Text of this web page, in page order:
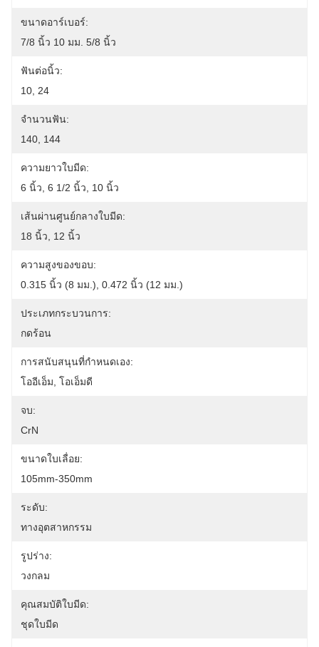
ขนาดอาร์เบอร์:
7/8 นิ้ว 10 มม. 5/8 นิ้ว
ฟันต่อนิ้ว:
10, 24
จำนวนฟัน:
140, 144
ความยาวใบมีด:
6 นิ้ว, 6 1/2 นิ้ว, 10 นิ้ว
เส้นผ่านศูนย์กลางใบมีด:
18 นิ้ว, 12 นิ้ว
ความสูงของขอบ:
0.315 นิ้ว (8 มม.), 0.472 นิ้ว (12 มม.)
ประเภทกระบวนการ:
กดร้อน
การสนับสนุนที่กำหนดเอง:
โออีเอ็ม, โอเอ็มดี
จบ:
CrN
ขนาดใบเลื่อย:
105mm-350mm
ระดับ:
ทางอุตสาหกรรม
รูปร่าง:
วงกลม
คุณสมบัติใบมีด:
ชุดใบมีด